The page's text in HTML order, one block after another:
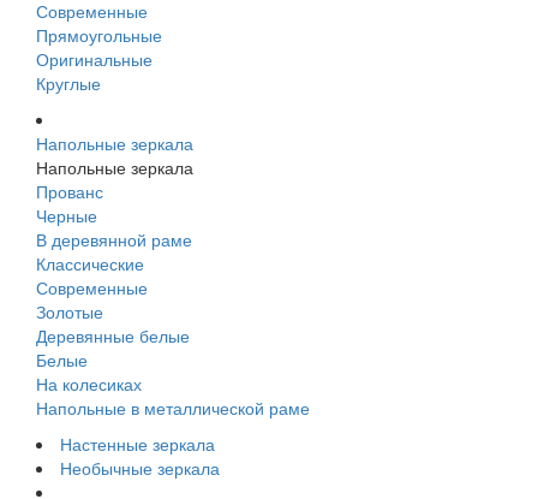
Современные
Прямоугольные
Оригинальные
Круглые
Напольные зеркала
Напольные зеркала
Прованс
Черные
В деревянной раме
Классические
Современные
Золотые
Деревянные белые
Белые
На колесиках
Напольные в металлической раме
Настенные зеркала
Необычные зеркала